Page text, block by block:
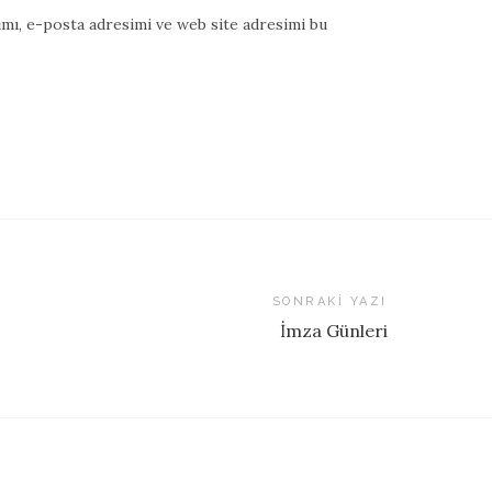
e-posta adresimi ve web site adresimi bu
SONRAKI YAZI
İmza Günleri